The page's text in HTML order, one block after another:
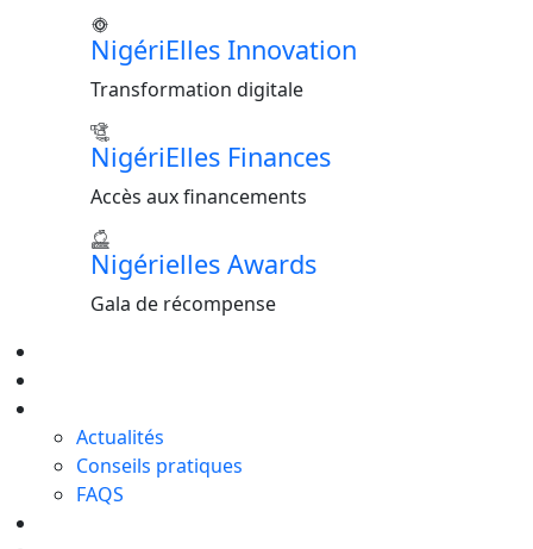
NigériElles Innovation
Transformation digitale
NigériElles Finances
Accès aux financements
Nigérielles Awards
Gala de récompense
Actualités
Conseils pratiques
FAQS